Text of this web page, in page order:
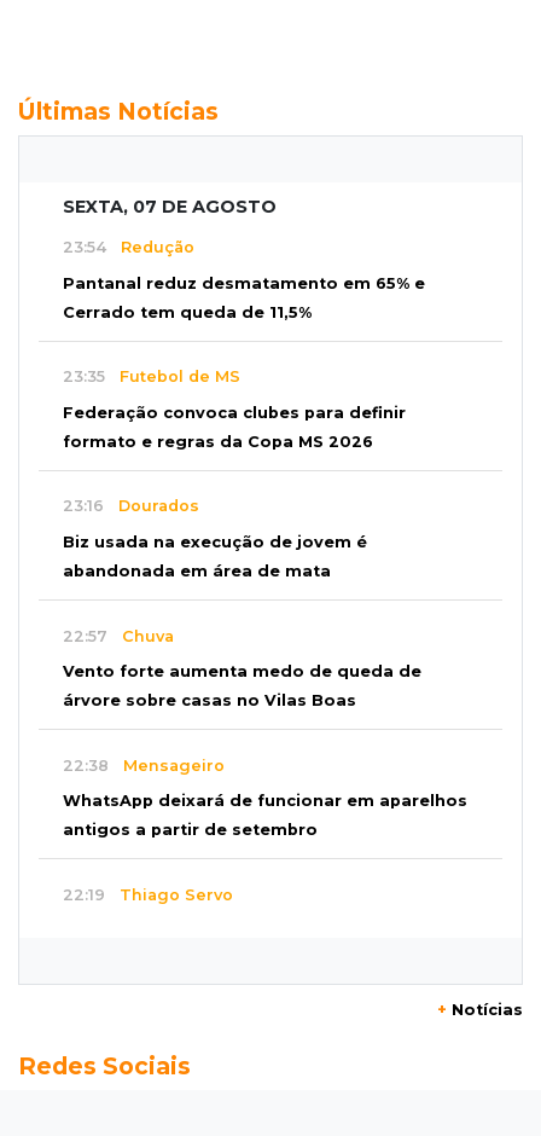
Últimas Notícias
SEXTA, 07 DE AGOSTO
23:54 Redução
Pantanal reduz desmatamento em 65% e
Cerrado tem queda de 11,5%
23:35 Futebol de MS
Federação convoca clubes para definir
formato e regras da Copa MS 2026
23:16 Dourados
Biz usada na execução de jovem é
abandonada em área de mata
22:57 Chuva
Vento forte aumenta medo de queda de
árvore sobre casas no Vilas Boas
22:38 Mensageiro
WhatsApp deixará de funcionar em aparelhos
antigos a partir de setembro
22:19 Thiago Servo
Semana vai começar com 909 novas
+ Notícias
Redes Sociais